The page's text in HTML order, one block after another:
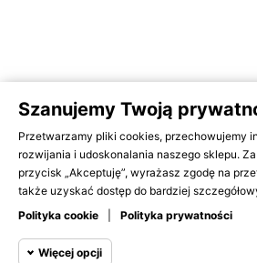
Szanujemy Twoją
Przetwarzamy pliki cookies, przechowujemy
rozwijania i udoskonalania naszego sklepu.
przycisk „Akceptuję”, wyrażasz zgodę na
także uzyskać dostęp do bardziej
Polityka cookie
Polityka prywatności
Więcej opcji